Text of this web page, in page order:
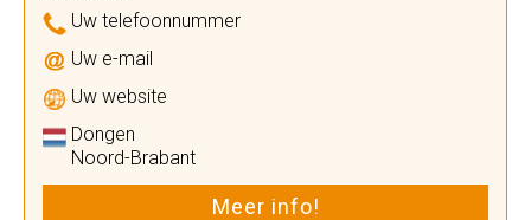
Uw telefoonnummer
Uw e-mail
Uw website
Dongen
Noord-Brabant
Meer info!